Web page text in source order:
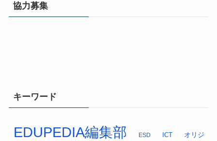
協力募集
キーワード
EDUPEDIA編集部 ESD ICT オリジ